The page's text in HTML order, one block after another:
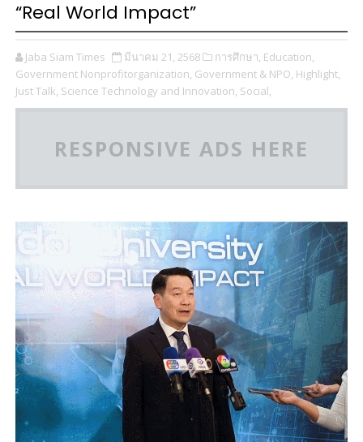
“Real World Impact”
Jaba Siam Times มีนาคม 21, 2568 การศึกษา, Education,
Government Nonprofitorganization, Government & NPO, Highlight,
Just Talk, Science Technology and Innovation, Social,
RESPONSIVE ADS HERE